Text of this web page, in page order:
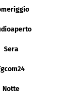
Sera
Notte